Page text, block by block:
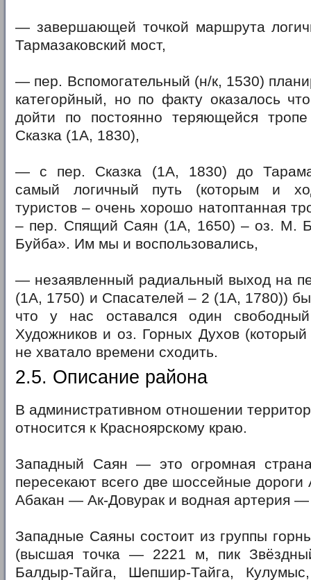
— завершающей точкой маршрута
Тармазаковский мост,
— пер. Вспомогательный (н/к, 1530)
категорйный, но по факту оказалось
дойти по постоянно теряющейся
Сказка (1А, 1830),
— с пер. Сказка (1А, 1830) до
самый логичный путь (которым и
туристов – очень хорошо натоптанная
– пер. Спящий Саян (1А, 1650) – оз. М.
Буйба». Им мы и воспользовались,
— незаявленный радиальный выход на
(1А, 1750) и Спасателей – 2 (1А, 1780))
что у нас оставался один
Художников и оз. Горных Духов
не хватало времени сходить.
2.5. Описание района
В административном отношении
относится к Красноярскому краю.
Западный Саян — это огромная
пересекают всего две шоссейные
Абакан — Ак-Довурак и водная артерия
Западные Саяны состоит из группы
(высшая точка — 2221 м, пик
Балдыр-Тайга, Шепшир-Тайга,